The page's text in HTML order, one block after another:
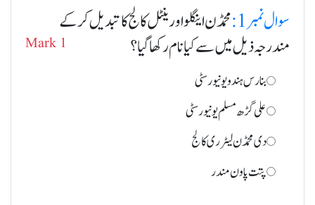
سوال نمبر 1: محمڈن اینگلو اورینٹل کالج کا تبدیل کر کے
مندرجہ ذیل میں سے کیا نام رکھا گیا؟
Mark 1
بنارس ہندو یو نیورسٹی
علی گڑھ مسلم یونیورسٹی
دی محمڈن لیٹرری کالج
پتت پاون مندر